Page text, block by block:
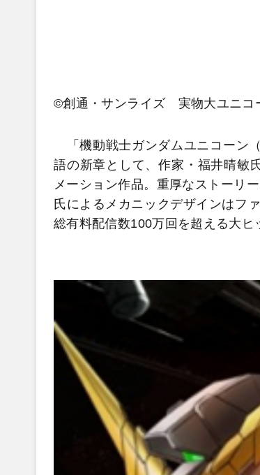
©創通・サンライズ 実物大ユ
「機動戦士ガンダムユニコーン
語の新章として、作家・福井晴敏
メーション作品。重厚なストーリ
氏によるメカニックデザインはフ
総有料配信数100万回を超える大ヒ